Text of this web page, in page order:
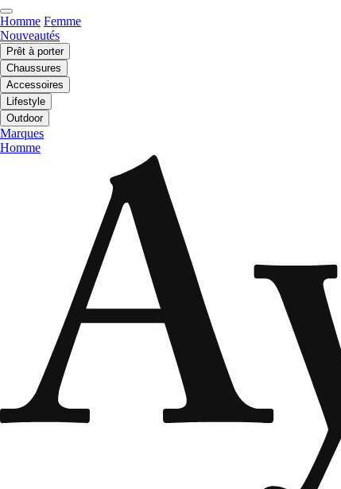
Homme Femme
Nouveautés
Prêt à porter
Chaussures
Accessoires
Lifestyle
Outdoor
Marques
Homme